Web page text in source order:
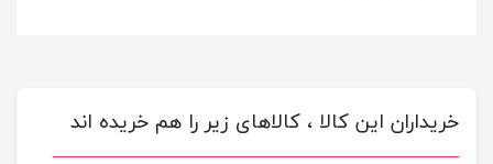
خریداران این کالا ، کالاهای زیر را هم خریده اند